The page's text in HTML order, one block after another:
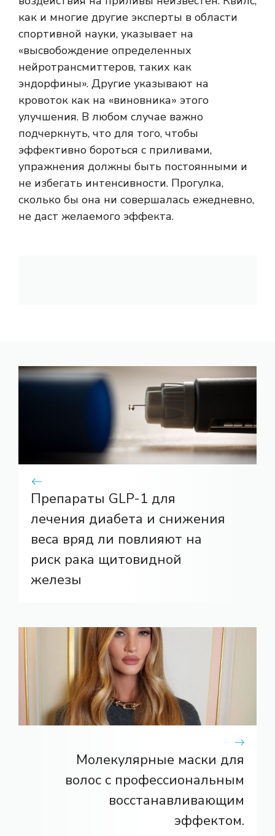
как и многие другие эксперты в области
спортивной науки, указывает на
«высвобождение определенных
нейротрансмиттеров, таких как
эндорфины». Другие указывают на
кровоток как на «виновника» этого
улучшения. В любом случае важно
подчеркнуть, что для того, чтобы
эффективно бороться с приливами,
упражнения должны быть постоянными и
не избегать интенсивности. Прогулка,
сколько бы она ни совершалась ежедневно,
не даст желаемого эффекта.
Препараты GLP-1 для
лечения диабета и снижения
веса вряд ли повлияют на
риск рака щитовидной
железы
Молекулярные маски для
волос с профессиональным
восстанавливающим
эффектом.